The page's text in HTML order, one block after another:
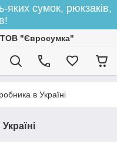
сумок, рюкзаків,
ТОВ "Євросумка"
в Україні